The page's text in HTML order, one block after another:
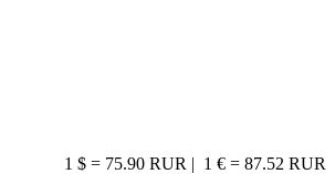
1 € = 87.52 RUR
1 $ = 75.90 RUR |